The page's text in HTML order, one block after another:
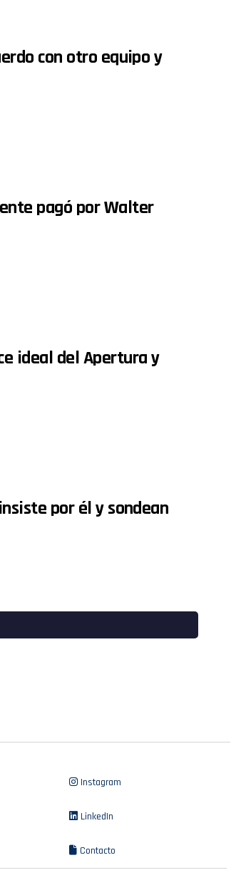
con otro equipo y
pagó por Walter
ideal del Apertura y
por él y sondean
Instagram
LinkedIn
Contacto